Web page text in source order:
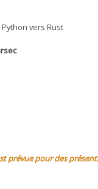
vers Rust
prévue pour des